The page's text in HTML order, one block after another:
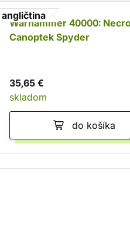
angličtina
Warhammer 40000:
Canoptek Spyder
35,65 €
skladom
do košíka